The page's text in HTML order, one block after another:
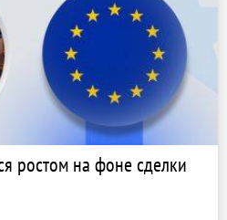
ростом на фоне сделки